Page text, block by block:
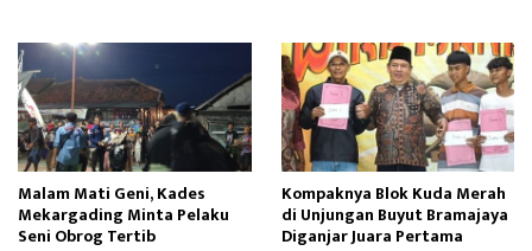
Malam Mati Geni, Kades
Mekargading Minta Pelaku
Seni Obrog Tertib
Kompaknya Blok Kuda Merah
di Unjungan Buyut Bramajaya
Diganjar Juara Pertama